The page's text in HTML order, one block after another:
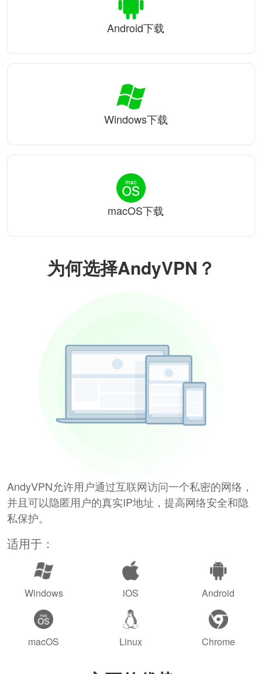
为何选择AndyVPN？
AndyVPN允许用户通过互联网访问一个私密的网络，
并且可以隐匿用户的真实IP地址，提高网络安全和隐
私保护。
适用于：
Windows iOS Android
macOS Linux Chrome
Android下载
Windows下载
macOS下载